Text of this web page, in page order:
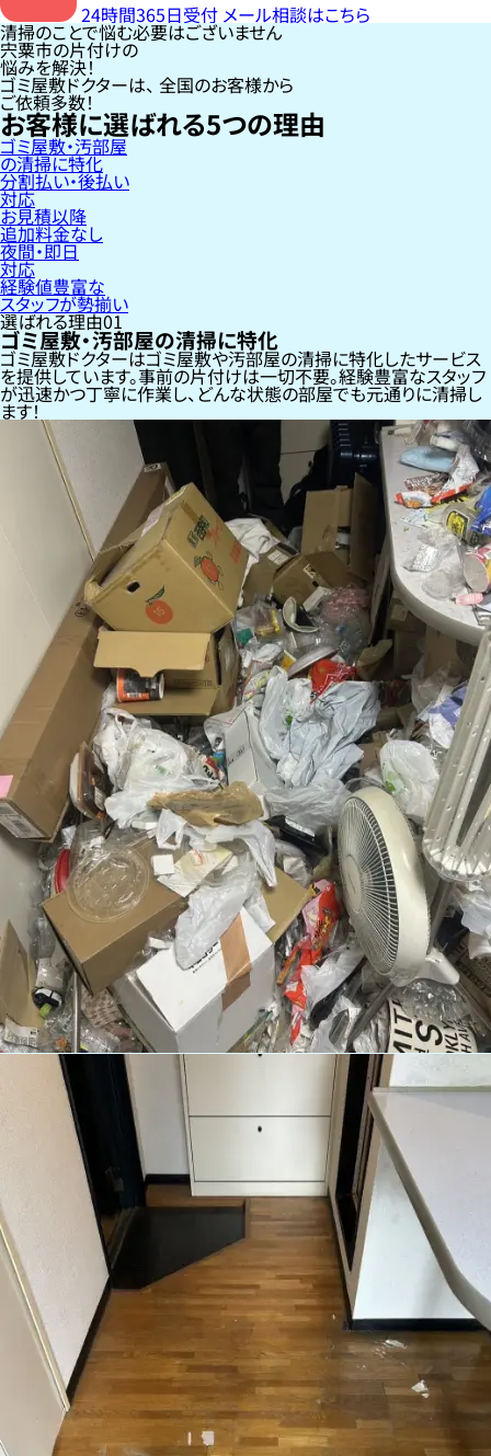
24時間365日受付 メール相談はこちら
清掃のことで悩む必要はございません
宍粟市の片付けの
悩みを解決！
ゴミ屋敷ドクターは、 全国のお客様から
ご依頼多数！
お客様に選ばれる5つの理由
ゴミ屋敷・汚部屋
の清掃に特化
分割払い・後払い
対応
お見積以降
追加料金なし
夜間・即日
対応
経験値豊富な
スタッフが勢揃い
選ばれる理由01
ゴミ屋敷・汚部屋の清掃に特化
ゴミ屋敷ドクターはゴミ屋敷や汚部屋の清掃に特化したサービス
を提供しています。事前の片付けは一切不要。経験豊富なスタッフ
が迅速かつ丁寧に作業し、どんな状態の部屋でも元通りに清掃し
ます！